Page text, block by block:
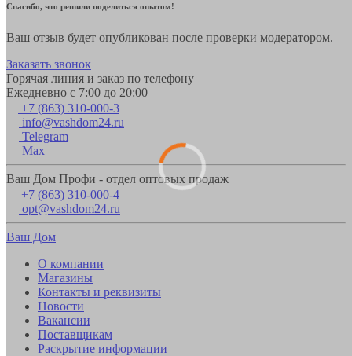
Спасибо, что решили поделиться опытом!
Ваш отзыв будет опубликован после проверки модератором.
Заказать звонок
Горячая линия и заказ по телефону
Ежедневно с 7:00 до 20:00
+7 (863) 310-000-3
info@vashdom24.ru
Telegram
Max
Ваш Дом Профи - отдел оптовых продаж
+7 (863) 310-000-4
opt@vashdom24.ru
Ваш Дом
О компании
Магазины
Контакты и реквизиты
Новости
Вакансии
Поставщикам
Раскрытие информации